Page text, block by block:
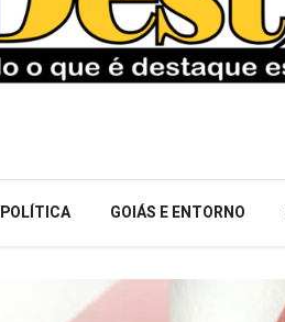
POLÍTICA GOIÁS E ENTORNO